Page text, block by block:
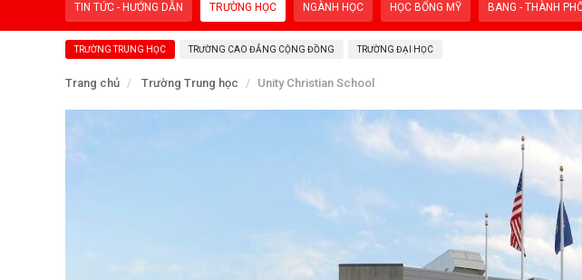
TIN TỨC - HƯỚNG DẪN TRƯỜNG HỌC NGÀNH HỌC HỌC BỔNG MỸ BANG - THÀNH
TRƯỜNG TRUNG HỌC TRƯỜNG CAO ĐẲNG CỘNG ĐỒNG TRƯỜNG ĐẠI HỌC
Trang chủ Trường Trung học Unity Christian School
LIÊN HỆ